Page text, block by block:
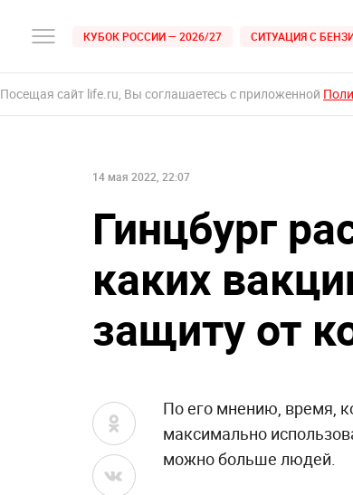
КУБОК РОССИИ — 2026/27 СИТУАЦИЯ С
Посещая сайт life.ru, Вы соглашаетесь с приложенной
14 мая 2022, 22:07
Гинцбург
каких
защиту от
По его мнению, время,
максимально
можно больше людей.